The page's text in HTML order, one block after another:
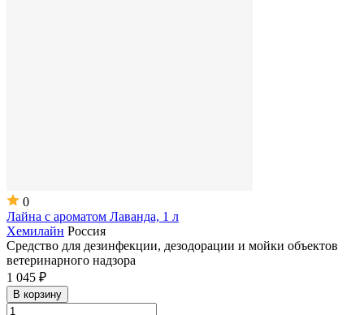
0
Лайна с ароматом Лаванда, 1 л
Хемилайн Россия
Средство для дезинфекции, дезодорации и мойки объектов
ветеринарного надзора
1 045 ₽
В корзину